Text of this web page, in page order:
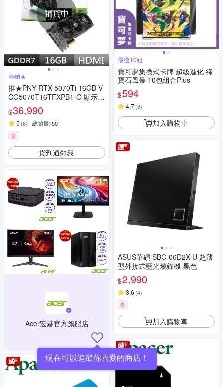
補貨中
熱銷★
推★PNY RTX 5070Ti 16GB V
CG5070T16TFXPB1-O 顯示卡
RTX 5070Ti
$36,990
5 (8) 總銷量>50
券
貨到通知我
Acer宏碁官方旗艦店
現在可以追蹤你喜愛的商店！
最後10組
寶可夢集換式卡牌 超級進化 綠
寶石風暴 10包組合Plus
$594
4.7(3)
加入購物車
ASUS華碩 SBC-06D2X-U 超薄
型外接式藍光燒錄機-黑色
$2,990
3.6 (4)
券
加入購物車